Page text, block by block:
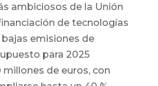
ambiciosos de la Unión
de tecnologías
emisiones de
para 2025
millones de euros, con